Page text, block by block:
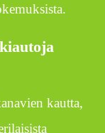
kautta,